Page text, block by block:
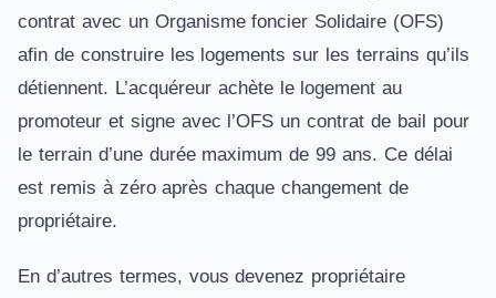
contrat avec un Organisme foncier Solidaire (OFS)
afin de construire les logements sur les terrains qu’ils
détiennent. L’acquéreur achète le logement au
promoteur et signe avec l’OFS un contrat de bail pour
le terrain d’une durée maximum de 99 ans. Ce délai
est remis à zéro après chaque changement de
propriétaire.
En d’autres termes, vous devenez propriétaire